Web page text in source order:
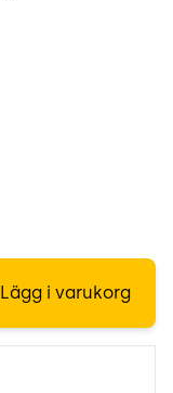
Lägg i varukorg